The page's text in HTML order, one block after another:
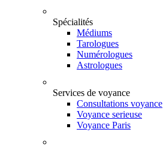
Spécialités
Médiums
Tarologues
Numérologues
Astrologues
Services de voyance
Consultations voyance
Voyance serieuse
Voyance Paris